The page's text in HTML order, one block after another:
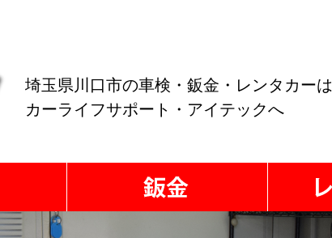
埼玉県川口市の車検・鈑金・レンタカーは
カーライフサポート・アイテックへ